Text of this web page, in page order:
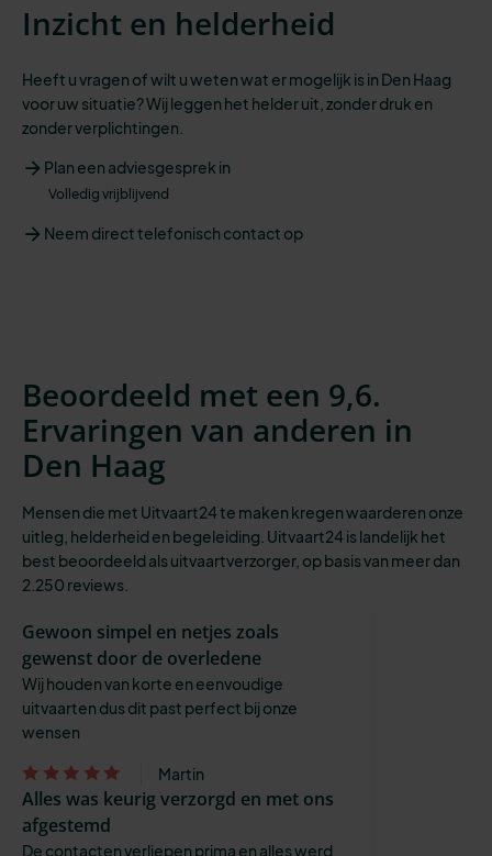
Inzicht en helderheid
Heeft u vragen of wilt u weten wat er mogelijk is in Den Haag
voor uw situatie? Wij leggen het helder uit, zonder druk en
zonder verplichtingen.
Plan een adviesgesprek in
Volledig vrijblijvend
Neem direct telefonisch contact op
Beoordeeld met een 9,6.
Ervaringen van anderen in
Den Haag
Mensen die met Uitvaart24 te maken kregen waarderen onze
uitleg, helderheid en begeleiding. Uitvaart24 is landelijk het
best beoordeeld als uitvaartverzorger, op basis van meer dan
2.250 reviews.
Gewoon simpel en netjes zoals
gewenst door de overledene
Wij houden van korte en eenvoudige
uitvaarten dus dit past perfect bij onze
wensen
Martin
Alles was keurig verzorgd en met ons
afgestemd
De contacten verliepen prima en alles werd